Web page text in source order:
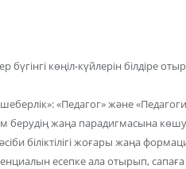
көңіл-күйлерін білдіре
«Педагог» және
берудің жаңа парадигмасына
біліктілігі жоғары жаңа
есепке ала отырып, сапаға